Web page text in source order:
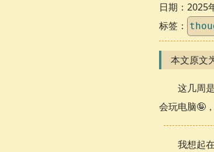
日期： 2025
标签：
本文原文
这几周
会玩电脑🤪
我想起